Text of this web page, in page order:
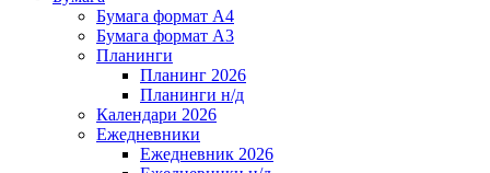
Бумага формат А4
Бумага формат А3
Планинги
Планинг 2026
Планинги н/д
Календари 2026
Ежедневники
Ежедневник 2026